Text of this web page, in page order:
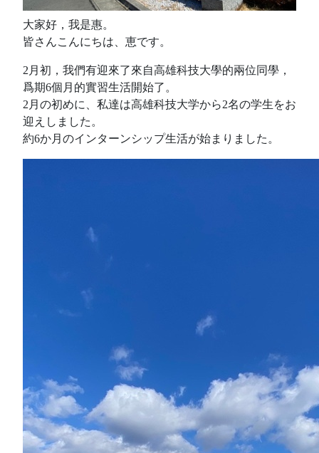
大家好，我是惠。
皆さんこんにちは、恵です。
2月初，我們有迎來了來自高雄科技大學的兩位同學，
爲期6個月的實習生活開始了。
2月の初めに、私達は高雄科技大学から2名の学生をお
迎えしました。
約6か月のインターンシップ生活が始まりました。